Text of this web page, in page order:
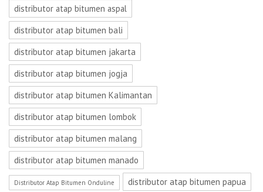
distributor atap bitumen aspal
distributor atap bitumen bali
distributor atap bitumen jakarta
distributor atap bitumen jogja
distributor atap bitumen Kalimantan
distributor atap bitumen lombok
distributor atap bitumen malang
distributor atap bitumen manado
Distributor Atap Bitumen Onduline
distributor atap bitumen papua